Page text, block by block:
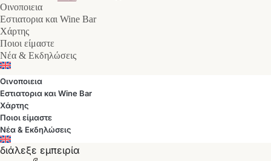
Οινοποιεια
Εστιατορια και Wine Bar
Χάρτης
Ποιοι είμαστε
Νέα & Εκδηλώσεις
Οινοποιεια
Εστιατορια και Wine Bar
Χάρτης
Ποιοι είμαστε
Νέα & Εκδηλώσεις
διάλεξε εμπειρία